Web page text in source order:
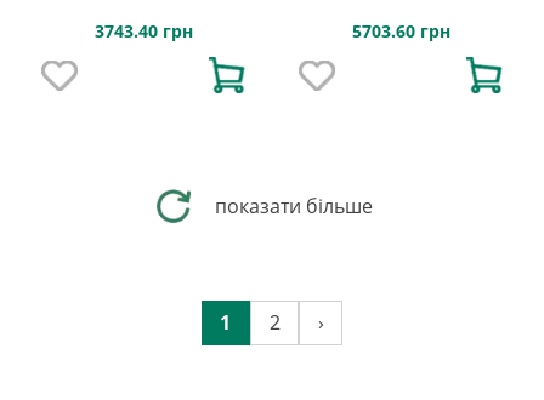
3743.40 грн 5703.60 грн
показати більше
1 2 ›